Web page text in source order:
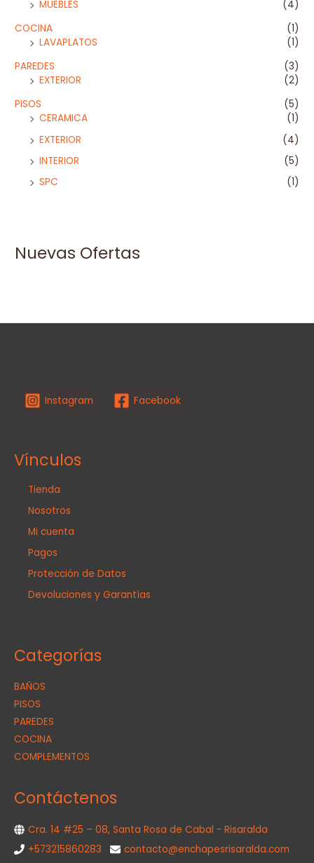
MUEBLES
(4)
COCINA
(1)
LAVAPLATOS
(1)
PAREDES
(3)
EXTERIOR
(2)
PISOS
(5)
CERAMICA
(1)
EXTERIOR
(4)
INTERIOR
(5)
SPC
(1)
Nuevas Ofertas
Instagram Facebook
Vínculos
Tienda
Nosotros
Mi cuenta
Pagos
Protección de Datos
Devoluciones y Garantías
Categorías
BAÑOS
PISOS
PAREDES
COCINA
COMPLEMENTOS
Contáctenos
Cra. 14 #25 – 08, Santa Rosa de Cabal - Risaralda
+573215860283
contacto@enchapesrisaralda.com